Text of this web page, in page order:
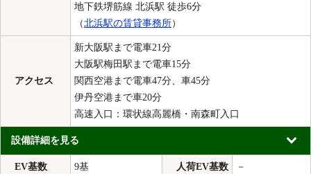
地下鉄堺筋線 北浜駅 徒歩6分
（北浜駅の賃貸事務所）
アクセス
新大阪駅まで電車21分
大阪駅梅田駅まで電車15分
関西空港まで電車47分、車45分
伊丹空港まで車20分
高速入口：環状線高麗橋・南森町入口
設備詳細を見る
EV基数 9基 人荷EV基数 －